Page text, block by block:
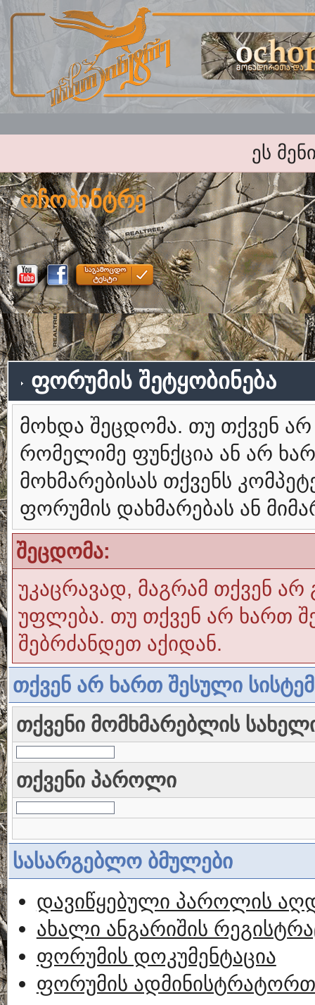
ეს
ოჩოპინტრე
ფორუმის შეტყობინება
მოხდა შეცდომა. თუ თქვენ
რომელიმე ფუნქცია ან არ
მოხმარებისას თქვენს
ფორუმის დახმარებას ან
შეცდომა:
უკაცრავად, მაგრამ თქვენ არ
უფლება. თუ თქვენ არ ხართ
შებრძანდეთ აქიდან.
თქვენ არ ხართ შესული
თქვენი მომხმარებლის
თქვენი პაროლი
სასარგებლო ბმულები
დავიწყებული პაროლის
ახალი ანგარიშის
ფორუმის დოკუმენტაცია
ფორუმის